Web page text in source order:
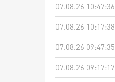
07.08.26 10:47:36
07.08.26 10:17:38
07.08.26 09:47:35
07.08.26 09:17:17